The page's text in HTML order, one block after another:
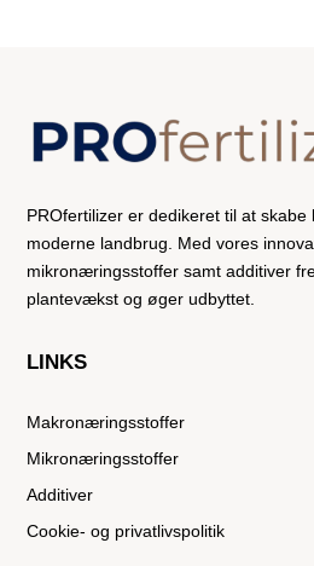
PROfertilizer er dedikeret til at
moderne landbrug. Med vores
mikronæringsstoffer samt additiver
plantevækst og øger udbyttet.
LINKS
Makronæringsstoffer
Mikronæringsstoffer
Additiver
Cookie- og privatlivspolitik